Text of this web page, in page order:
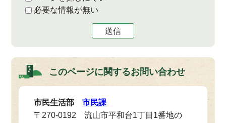
必要な情報が無い
送信
このページに関するお問い合わせ
市民生活部市民課
〒270-0192 流山市平和台1丁目1番地の